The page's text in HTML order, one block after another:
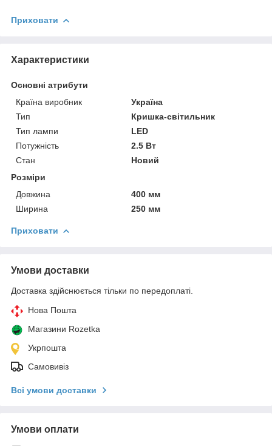
Приховати
Характеристики
Основні атрибути
Країна виробник
Україна
Тип
Кришка-світильник
Тип лампи
LED
Потужність
2.5 Вт
Стан
Новий
Розміри
Довжина
400 мм
Ширина
250 мм
Приховати
Умови доставки
Доставка здійснюється тільки по передоплаті.
Нова Пошта
Магазини Rozetka
Укрпошта
Самовивіз
Всі умови доставки
Умови оплати